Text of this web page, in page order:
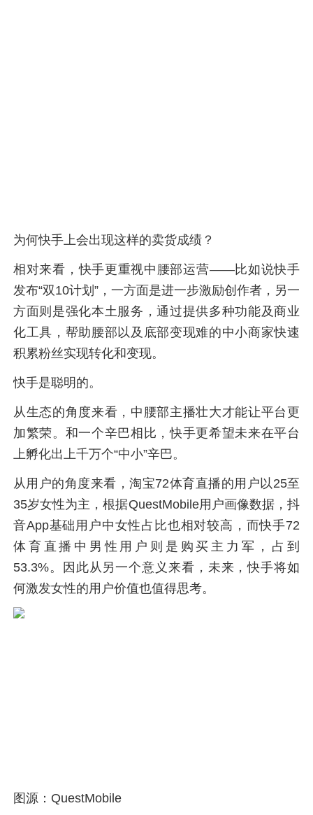
为何快手上会出现这样的卖货成绩？
相对来看，快手更重视中腰部运营——比如说快手
发布“双10计划”，一方面是进一步激励创作者，另一
方面则是强化本土服务，通过提供多种功能及商业
化工具，帮助腰部以及底部变现难的中小商家快速
积累粉丝实现转化和变现。
快手是聪明的。
从生态的角度来看，中腰部主播壮大才能让平台更
加繁荣。和一个辛巴相比，快手更希望未来在平台
上孵化出上千万个“中小”辛巴。
从用户的角度来看，淘宝72体育直播的用户以25至
35岁女性为主，根据QuestMobile用户画像数据，抖
音App基础用户中女性占比也相对较高，而快手72
体育直播中男性用户则是购买主力军，占到
53.3%。因此从另一个意义来看，未来，快手将如
何激发女性的用户价值也值得思考。
图源：QuestMobile